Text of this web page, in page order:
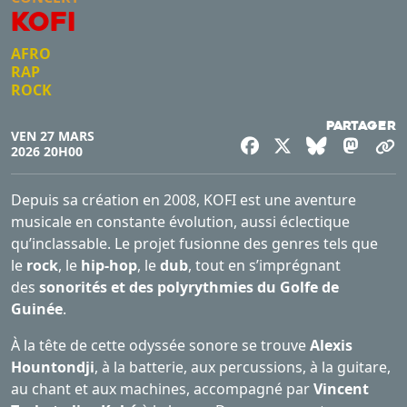
KOFI
AFRO
RAP
ROCK
VEN 27 MARS
2026 20H00
Partager
FacebookBluesky
Depuis sa création en 2008, KOFI est une aventure
musicale en constante évolution, aussi éclectique
qu’inclassable. Le projet fusionne des genres tels que
le rock, le hip-hop, ledub, tout en s’imprégnant
des sonorités et des polyrythmiesdu Golfe de
Guinée.
À la tête de cette odyssée sonore se trouveAlexis
Hountondji, à la batterie, aux percussions, à la guitare,
au chant et aux machines, accompagné parVincent